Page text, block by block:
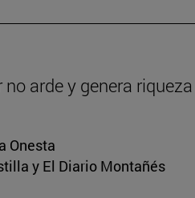
arde y genera riqueza
Onesta
y El Diario Montañés